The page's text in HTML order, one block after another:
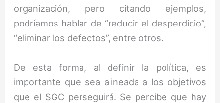
organización, pero citando ejemplos,
podríamos hablar de “reducir el desperdicio”,
“eliminar los defectos”, entre otros.
De esta forma, al definir la política, es
importante que sea alineada a los objetivos
que el SGC perseguirá. Se percibe que hay